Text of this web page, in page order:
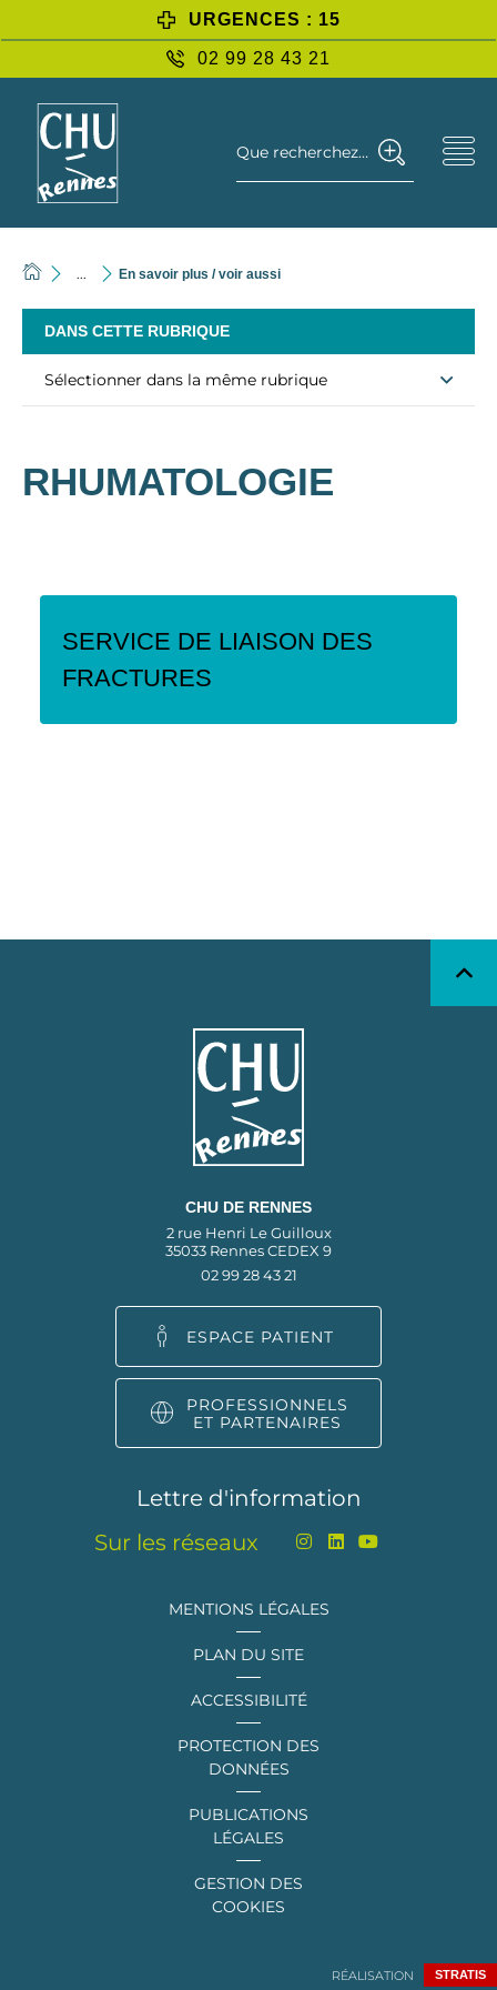
URGENCES : 15
02 99 28 43 21
Que recherchez-vous ?
... En savoir plus / voir aussi
DANS CETTE RUBRIQUE
Sélectionner dans la même rubrique
RHUMATOLOGIE
SERVICE DE LIAISON DES
FRACTURES
CHU DE RENNES
2 rue Henri Le Guilloux
35033 Rennes CEDEX 9
02 99 28 43 21
ESPACE PATIENT
PROFESSIONNELS
ET PARTENAIRES
Lettre d'information
Sur les réseaux
MENTIONS LÉGALES
PLAN DU SITE
ACCESSIBILITÉ
PROTECTION DES
DONNÉES
PUBLICATIONS
LÉGALES
GESTION DES
COOKIES
RÉALISATION STRATIS